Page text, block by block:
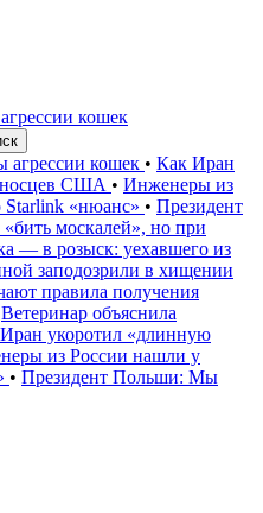
кошек
агрессии кошек • Как Иран
США • Инженеры из
«нюанс» • Президент
москалей», но при
— в розыск: уехавшего из
заподозрили в хищении
правила получения
Ветеринар объяснила
укоротил «длинную
из России нашли у
• Президент Польши: Мы